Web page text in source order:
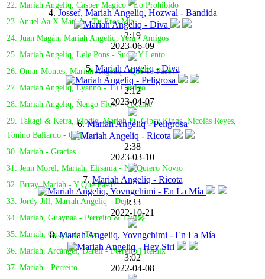
22. Mariah Angeliq, Casper Magico - Lo Prohibido
23. Anuel Aa X Mariah - Tu Eres Mia
24. Juan Magán, Mariah Angeliq, Yera - Amigos
25. Mariah Angeliq, Lele Pons - Sucio Y Lento
26. Omar Montes, Mariah Angeliq - Qué Te Pasó?
27. Mariah Angeliq, Lyanno - Tu Castigo
28. Mariah Angeliq, Ñengo Flow - Tócame
29. Takagi & Ketra, Elodie, Mariah Ft. Gipsy Kings, Nicolás Reyes,
Tonino Baliardo - Ciclone
30. Mariah - Gracias
31. Jenn Morel, Mariah, Elisama - No Quiero Novio
32. Brray, Mariah - Y Qué Pasó?
33. Jordy Jill, Mariah Angeliq - Deja
34. Mariah, Guaynaa - Perreito & Taxi🎤
35. Mariah, Guaynaa - Taxi
36. Mariah, Arcángel, Darell - Perreito | Remix
37. Mariah - Perreito
4.Jossef, Mariah Angeliq, Hozwal - Bandida
2:19
2023-06-09
5. Mariah Angeliq - Diva
2:12
2023-04-07
6.Mariah Angeliq - Peligrosa
2:38
2023-03-10
7. Mariah Angeliq - Ricota
3:33
2022-10-21
8.Mariah Angeliq, Yovngchimi - En La Mía
3:02
2022-04-08